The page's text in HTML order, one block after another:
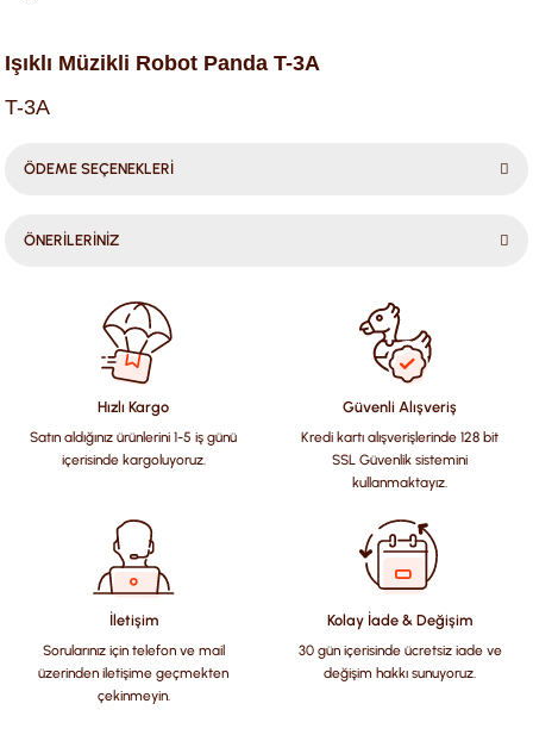
Işıklı Müzikli Robot Panda T-3A
T-3A
ÖDEME SEÇENEKLERİ
ÖNERİLERİNİZ
konularda yetersiz gördüğünüz noktaları öneri formunu
kullanarak tarafımıza iletebilirsiniz.
Görüş ve önerileriniz için teşekkür ederiz.
Ürün resmi kalitesiz, bozuk veya görüntülenemiyor.
Ürün açıklamasında eksik bilgiler bulunuyor.
Ürün bilgilerinde hatalar bulunuyor.
Ürün fiyatı diğer sitelerden daha pahalı.
Bu ürüne benzer farklı alternatifler olmalı.
Hızlı Kargo
Satın aldığınız ürünlerini 1-5 iş günü
içerisinde kargoluyoruz.
Güvenli Alışveriş
Kredi kartı alışverişlerinde 128 bit
SSL Güvenlik sistemini
kullanmaktayız.
İletişim
Sorularınız için telefon ve mail
üzerinden iletişime geçmekten
çekinmeyin.
Kolay İade & Değişim
30 gün içerisinde ücretsiz iade ve
değişim hakkı sunuyoruz.